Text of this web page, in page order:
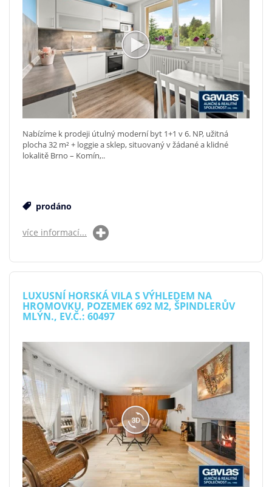
Nabízíme k prodeji útulný moderní byt 1+1 v 6. NP, užitná
plocha 32 m² + loggie a sklep, situovaný v žádané a klidné
lokalitě Brno – Komín,..
prodáno
více informací...
LUXUSNÍ HORSKÁ VILA S VÝHLEDEM NA
HROMOVKU, POZEMEK 692 M2, ŠPINDLERŮV
MLÝN., EV.Č.: 60497